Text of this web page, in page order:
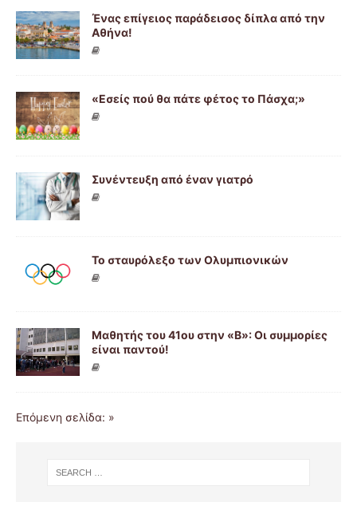
Ένας επίγειος παράδεισος δίπλα από την
Αθήνα!
«Εσείς πού θα πάτε φέτος το Πάσχα;»
Συνέντευξη από έναν γιατρό
Το σταυρόλεξο των Ολυμπιονικών
Μαθητής του 41ου στην «Β»: Οι συμμορίες
είναι παντού!
Επόμενη σελίδα: »